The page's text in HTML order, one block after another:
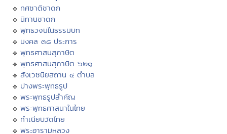
ทศชาติชาดก
นิทานชาดก
พุทธวจนในธรรมบท
มงคล ๓๘ ประการ
พุทธศาสนสุภาษิต
พุทธศาสนสุภาษิต ๖๒๑
สังเวชนียสถาน ๔ ตำบล
ปางพระพุทธรูป
พระพุทธรูปสำคัญ
พระพุทธศาสนาในไทย
ทำเนียบวัดไทย
พระอารามหลวง